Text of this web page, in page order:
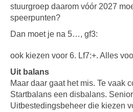
stuurgroep daarom vóór 2027
speerpunten?
Dan moet je na 5…, gf3:
ook kiezen voor 6. Lf7:+. Alles
Uit balans
Maar daar gaat het mis. Te vaak
Startbalans een disbalans.
Uitbestedingsbeheer die kiezen